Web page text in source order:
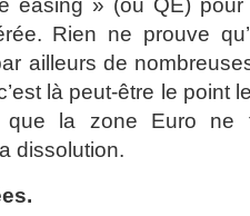
easing » (ou QE) pour
Rien ne prouve
ailleurs de
là peut-être le point
que la zone Euro ne
dissolution.